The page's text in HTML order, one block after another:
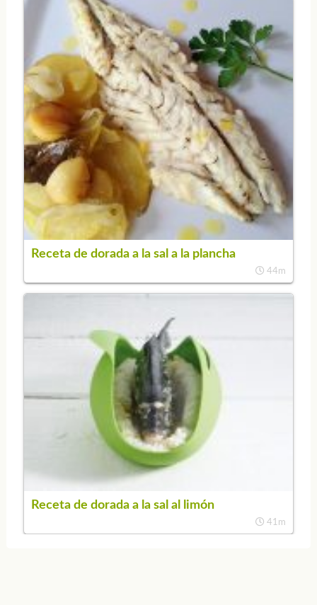
Receta de dorada a la sal a la plancha
44m
Receta de dorada a la sal al limón
41m